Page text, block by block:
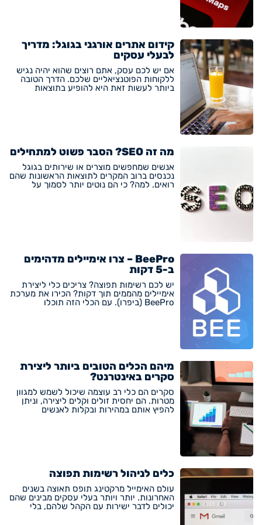
קידום אתרים אורגני בגוגל: מדריך
לבעלי עסקים
אם יש לכם עסק, אתם רוצים שהוא יהיה נגיש
ללקוחות הפוטנציאליים שלכם. הדרך הטובה
ביותר לעשות זאת היא להופיע בתוצאות
מה זה SEO? הסבר פשוט למתחילים
אנשים שמחפשים מוצרים או שירותים בגוגל
נכנסים ברוב המקרים לתוצאות הראשונות שהם
רואים. למה? כי הם נוטים יותר לסמוך על
BeePro – צרו אימיילים מדהימים
ב-5 דקות
יש לכם רשימות תפוצה? צריכים כלי ליצירת
אימיילים מהממים תוך דקות? הכירו את מערכת
BeePro (ביפרו). עם הכלי הזה תוכלו
מיהם הכלים הטובים ביותר ליצירת
סקרים באינטרנט?
סקרים הם כלי רב עוצמה שיכול לשמש למגוון
מטרות. הם יחסית זולים וקלים ליצירה, וניתן
להפיץ אותם במהירות ובקלות לאנשים
כלים לניהול רשימות תפוצה
עולם האימייל מרקטינג תופס תאוצה בשנים
האחרונות. יותר ויותר בעלי עסקים מבינים שהם
יכולים לדבר ישירות עם הקהל שלהם, בלי